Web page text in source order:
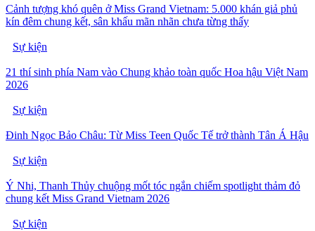
Cảnh tượng khó quên ở Miss Grand Vietnam: 5.000 khán giả phủ
kín đêm chung kết, sân khấu mãn nhãn chưa từng thấy
Sự kiện
21 thí sinh phía Nam vào Chung khảo toàn quốc Hoa hậu Việt Nam
2026
Sự kiện
Đinh Ngọc Bảo Châu: Từ Miss Teen Quốc Tế trở thành Tân Á Hậu
Sự kiện
Ý Nhi, Thanh Thủy chuộng mốt tóc ngắn chiếm spotlight thảm đỏ
chung kết Miss Grand Vietnam 2026
Sự kiện